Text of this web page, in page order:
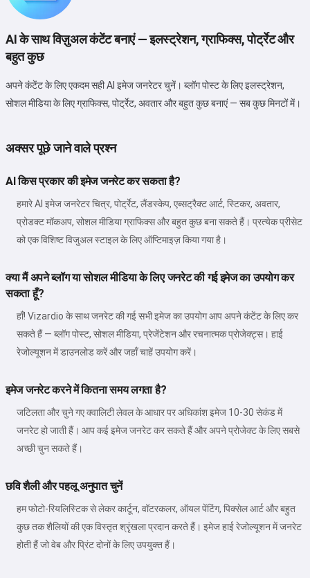
AI के साथ विज़ुअल कंटेंट बनाएं — इलस्ट्रेशन, ग्राफिक्स, पोर्ट्रेट और
बहुत कुछ
अपने कंटेंट के लिए एकदम सही AI इमेज जनरेटर चुनें। ब्लॉग पोस्ट के लिए इलस्ट्रेशन,
सोशल मीडिया के लिए ग्राफिक्स, पोर्ट्रेट, अवतार और बहुत कुछ बनाएं — सब कुछ मिनटों में।
अक्सर पूछे जाने वाले प्रश्न
AI किस प्रकार की इमेज जनरेट कर सकता है?
हमारे AI इमेज जनरेटर चित्र, पोर्ट्रेट, लैंडस्केप, एब्सट्रैक्ट आर्ट, स्टिकर, अवतार,
प्रोडक्ट मॉकअप, सोशल मीडिया ग्राफिक्स और बहुत कुछ बना सकते हैं। प्रत्येक प्रीसेट
को एक विशिष्ट विजुअल स्टाइल के लिए ऑप्टिमाइज़ किया गया है।
क्या मैं अपने ब्लॉग या सोशल मीडिया के लिए जनरेट की गई इमेज का उपयोग कर
सकता हूँ?
हाँ! Vizardio के साथ जनरेट की गई सभी इमेज का उपयोग आप अपने कंटेंट के लिए कर
सकते हैं — ब्लॉग पोस्ट, सोशल मीडिया, प्रेजेंटेशन और रचनात्मक प्रोजेक्ट्स। हाई
रेजोल्यूशन में डाउनलोड करें और जहाँ चाहें उपयोग करें।
इमेज जनरेट करने में कितना समय लगता है?
जटिलता और चुने गए क्वालिटी लेवल के आधार पर अधिकांश इमेज 10-30 सेकंड में
जनरेट हो जाती हैं। आप कई इमेज जनरेट कर सकते हैं और अपने प्रोजेक्ट के लिए सबसे
अच्छी चुन सकते हैं।
छवि शैली और पहलू अनुपात चुनें
हम फोटो-रियलिस्टिक से लेकर कार्टून, वॉटरकलर, ऑयल पेंटिंग, पिक्सेल आर्ट और बहुत
कुछ तक शैलियों की एक विस्तृत श्रृंखला प्रदान करते हैं। इमेज हाई रेजोल्यूशन में जनरेट
होती हैं जो वेब और प्रिंट दोनों के लिए उपयुक्त हैं।